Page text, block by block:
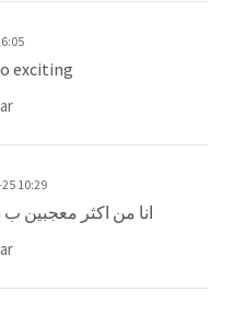
exciting
10:29
انا من اكثر معجبين